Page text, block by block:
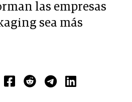
las empresas
sea más